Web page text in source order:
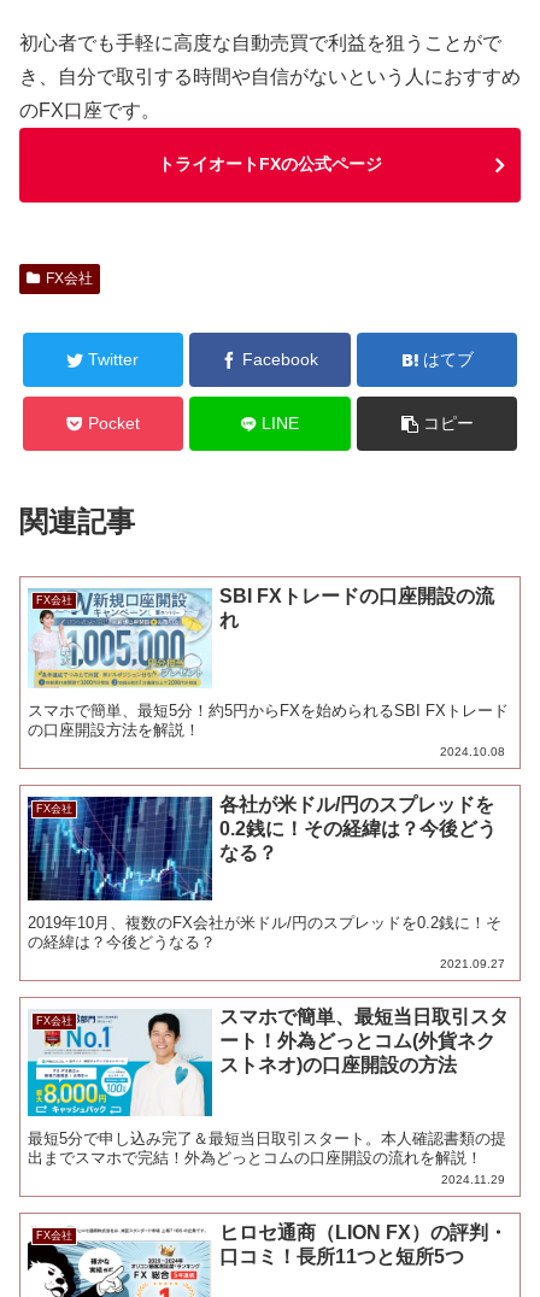
初心者でも手軽に高度な自動売買で利益を狙うことがで
き、自分で取引する時間や自信がないという人におすすめ
のFX口座です。
トライオートFXの公式ページ
FX会社
Twitter Facebook はてブ
Pocket LINE コピー
関連記事
FX会社
SBI FXトレードの口座開設の流
れ
スマホで簡単、最短5分！約5円からFXを始められるSBI FXトレード
の口座開設方法を解説！
2024.10.08
FX会社
各社が米ドル/円のスプレッドを
0.2銭に！その経緯は？今後どう
なる？
2019年10月、複数のFX会社が米ドル/円のスプレッドを0.2銭に！そ
の経緯は？今後どうなる？
2021.09.27
FX会社
スマホで簡単、最短当日取引スタ
ート！外為どっとコム(外貨ネク
ストネオ)の口座開設の方法
最短5分で申し込み完了＆最短当日取引スタート。本人確認書類の提
出までスマホで完結！外為どっとコムの口座開設の流れを解説！
2024.11.29
FX会社
ヒロセ通商（LION FX）の評判・
口コミ！長所11つと短所5つ